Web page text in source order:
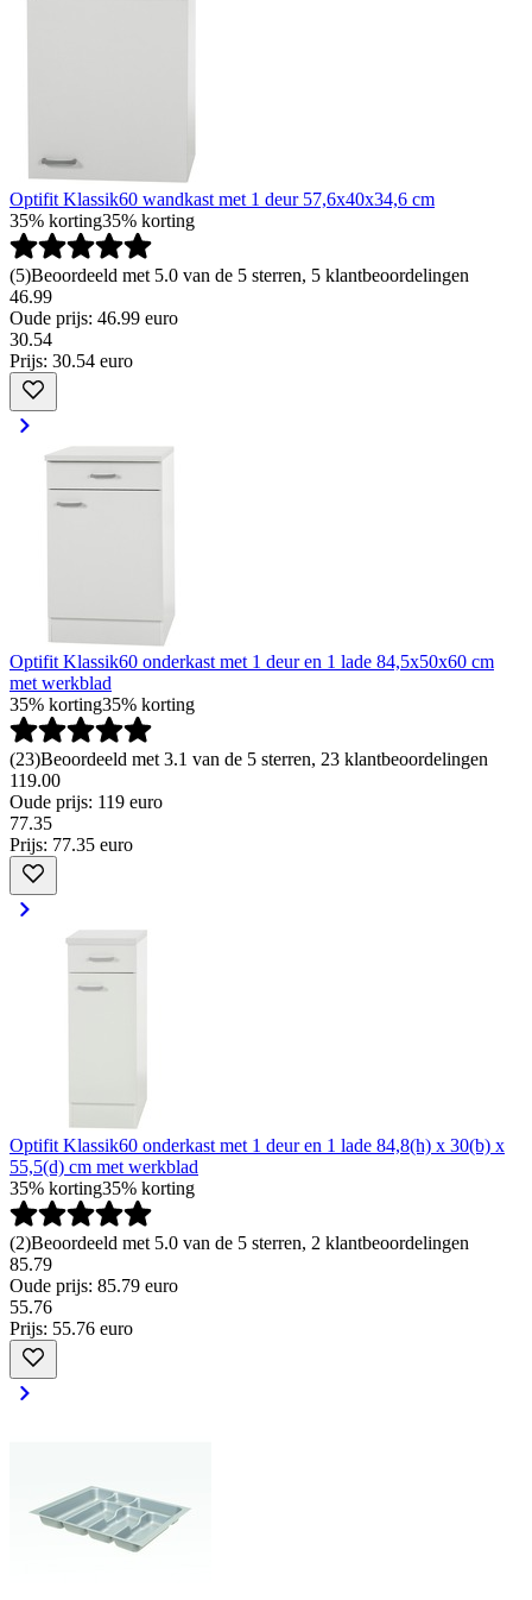
Optifit Klassik60 wandkast met 1 deur 57,6x40x34,6 cm
35% korting35% korting
(5)Beoordeeld met 5.0 van de 5 sterren, 5 klantbeoordelingen
46.99
Oude prijs: 46.99 euro
30.54
Prijs: 30.54 euro
Optifit Klassik60 onderkast met 1 deur en 1 lade 84,5x50x60 cm
met werkblad
35% korting35% korting
(23)Beoordeeld met 3.1 van de 5 sterren, 23 klantbeoordelingen
119.00
Oude prijs: 119 euro
77.35
Prijs: 77.35 euro
Optifit Klassik60 onderkast met 1 deur en 1 lade 84,8(h) x 30(b) x
55,5(d) cm met werkblad
35% korting35% korting
(2)Beoordeeld met 5.0 van de 5 sterren, 2 klantbeoordelingen
85.79
Oude prijs: 85.79 euro
55.76
Prijs: 55.76 euro